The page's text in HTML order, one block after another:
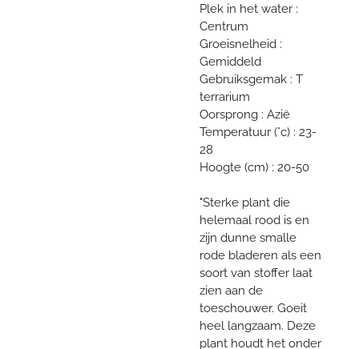
Plek in het water :
Centrum
Groeisnelheid :
Gemiddeld
Gebruiksgemak : T
terrarium
Oorsprong : Azië
Temperatuur (°c) : 23-
28
Hoogte (cm) : 20-50
"Sterke plant die
helemaal rood is en
zijn dunne smalle
rode bladeren als een
soort van stoffer laat
zien aan de
toeschouwer. Goeit
heel langzaam. Deze
plant houdt het onder